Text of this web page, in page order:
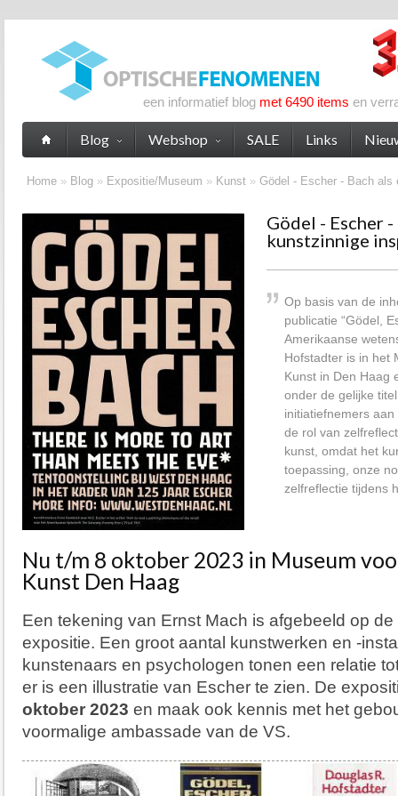
een informatief blog met 6490 items en
Home » Blog » Expositie/Museum » Kunst » Gödel - Escher - Bach als
Gödel - Escher -
kunstzinnige
Op basis van de
publicatie “Gödel,
Amerikaanse
Hofstadter is in het
Kunst in Den Haag
onder de gelijke
initiatiefnemers
de rol van
kunst, omdat het
toepassing, onze
zelfreflectie tijdens
Nu t/m 8 oktober 2023 in Museum
Kunst Den Haag
Een tekening van Ernst Mach is afgebeeld op
expositie. Een groot aantal kunstwerken en -
kunstenaars en psychologen tonen een relatie
er is een illustratie van Escher te zien. De
oktober 2023 en maak ook kennis met het
voormalige ambassade van de VS.
Blog Webshop SALE Links